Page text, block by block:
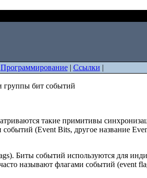
Программирование| Ссылки |
группы бит событий
такие примитивы
(Event Bits, другое название
Биты событий используются для
называют флагами событий (event